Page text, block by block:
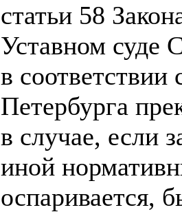
статьи 58
Уставном суде
в
Петербурга
в случае, если
иной
оспаривается,